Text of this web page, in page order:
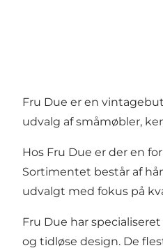
Fru Due er en
udvalg af småmøbler,
Hos Fru Due er der en
Sortimentet består af
udvalgt med fokus på
Fru Due har
og tidløse design. De